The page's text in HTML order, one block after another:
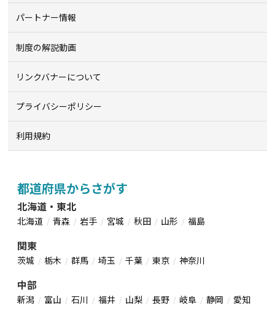
パートナー情報
制度の解説動画
リンクバナーについて
プライバシーポリシー
利用規約
都道府県からさがす
北海道・東北
北海道 青森 岩手 宮城 秋田 山形 福島
関東
茨城 栃木 群馬 埼玉 千葉 東京 神奈川
中部
新潟 富山 石川 福井 山梨 長野 岐阜 静岡 愛知